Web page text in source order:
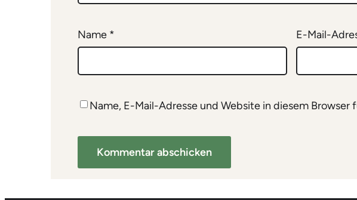
Name * E-Mail-
Name, E-Mail-Adresse und Website in diesem